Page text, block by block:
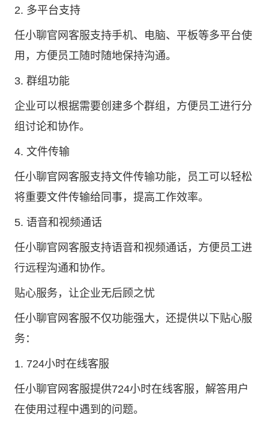
2. 多平台支持
任小聊官网客服支持手机、电脑、平板等多平台使
用，方便员工随时随地保持沟通。
3. 群组功能
企业可以根据需要创建多个群组，方便员工进行分
组讨论和协作。
4. 文件传输
任小聊官网客服支持文件传输功能，员工可以轻松
将重要文件传输给同事，提高工作效率。
5. 语音和视频通话
任小聊官网客服支持语音和视频通话，方便员工进
行远程沟通和协作。
贴心服务，让企业无后顾之忧
任小聊官网客服不仅功能强大，还提供以下贴心服
务：
1. 724小时在线客服
任小聊官网客服提供724小时在线客服，解答用户
在使用过程中遇到的问题。